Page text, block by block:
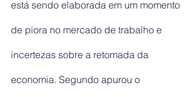
está sendo elaborada em um momento
de piora no mercado de trabalho e
incertezas sobre a retomada da
economia. Segundo apurou o